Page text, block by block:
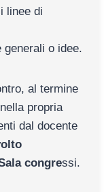
linee di
generali o idee.
al termine
propria
dal docente
congressi.